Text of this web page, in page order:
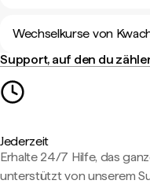
Wechselkurse von
Support, auf den du
Jederzeit
Erhalte 24/7 Hilfe, das
unterstützt von unserem